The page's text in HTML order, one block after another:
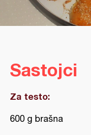
Sastojci
Za testo:
600 g brašna